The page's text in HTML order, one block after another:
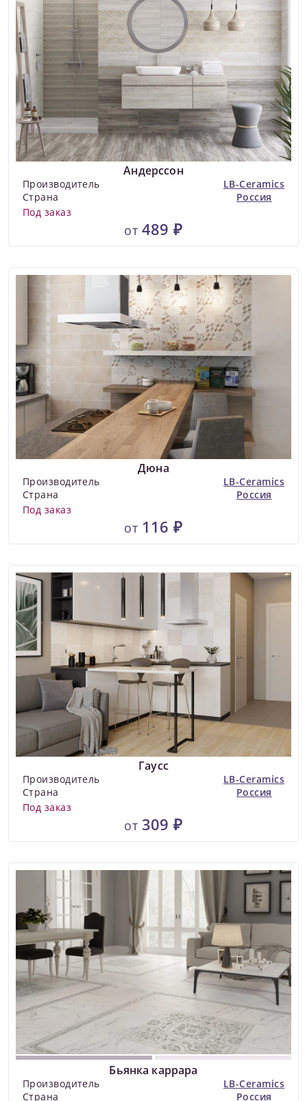
Андерссон
Производитель
LB-Ceramics
Страна
Россия
Под заказ
от 489 ₽
Дюна
Производитель
LB-Ceramics
Страна
Россия
Под заказ
от 116 ₽
Гаусс
Производитель
LB-Ceramics
Страна
Россия
Под заказ
от 309 ₽
Бьянка каррара
Производитель
LB-Ceramics
Страна
Россия